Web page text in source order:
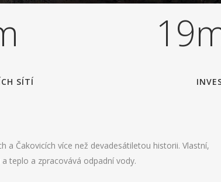
SÍTÍ
1 9
a Čakovicích více než devadesátiletou historii. Vlastní,
teplo a zpracovává odpadní vody.